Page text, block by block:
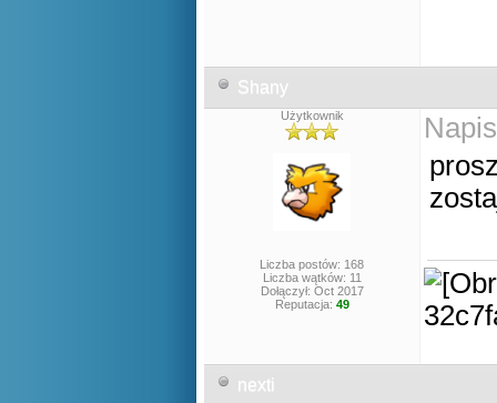
Shany
Użytkownik
Liczba postów: 168
Liczba wątków: 11
Dołączył: Oct 2017
Reputacja: 49
nexti